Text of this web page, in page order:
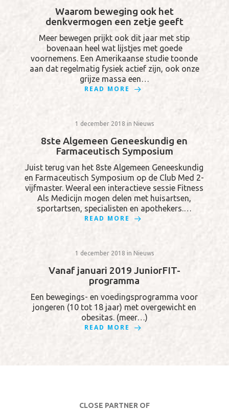
Waarom beweging ook het
denkvermogen een zetje geeft
Meer bewegen prijkt ook dit jaar met stip
bovenaan heel wat lijstjes met goede
voornemens. Een Amerikaanse studie toonde
aan dat regelmatig fysiek actief zijn, ook onze
grijze massa een…
READ MORE
1 december 2018 in Nieuws
8ste Algemeen Geneeskundig en
Farmaceutisch Symposium
Juist terug van het 8ste Algemeen Geneeskundig
en Farmaceutisch Symposium op de Club Med 2-
vijfmaster. Weeral een interactieve sessie Fitness
Als Medicijn mogen delen met huisartsen,
sportartsen, specialisten en apothekers.…
READ MORE
1 december 2018 in Nieuws
Vanaf januari 2019 JuniorFIT-
programma
Een bewegings- en voedingsprogramma voor
jongeren (10 tot 18 jaar) met overgewicht en
obesitas. (meer…)
READ MORE
CLOSE PARTNER OF